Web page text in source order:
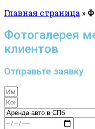
Главная страница »
Фотогалерея
клиентов
Отправьте заявку